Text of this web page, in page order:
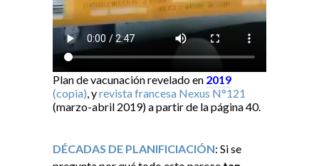
Plan de vacunación revelado en 2019
(copia) , yrevista francesa Nexus N°121
(marzo-abril 2019) a partir de la página 40.
DÉCADAS DE PLANIFICIACIÓN: Si se